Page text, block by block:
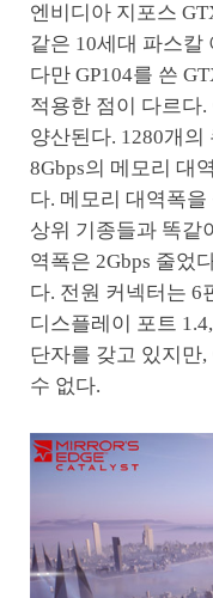
엔비디아 지포스
같은 10세대 파스칼
다만 GP104를 쓴
적용한 점이 다르다.
양산된다. 1280개의
8Gbps의 메모리 대
다. 메모리 대역폭
상위 기종들과 똑같
역폭은 2Gbps 줄었
다. 전원 커넥터는 6
디스플레이 포트
단자를 갖고 있지만
수 없다.